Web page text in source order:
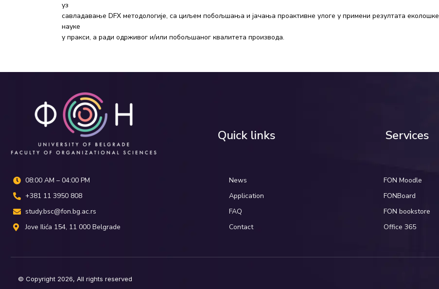
уз
савладавање DFX методологије, са циљем побољшања и јачања проактивне улоге у примени резултата еколошке
науке
у пракси, а ради одрживог и/или побољшаног квалитета производа.
08:00 AM – 04:00 PM
+381 11 3950 808
study.bsc@fon.bg.ac.rs
Јove Ilića 154, 11 000 Belgrade
Quick links
News
Application
FAQ
Contact
Services
FON Moodle
FONBoard
FON bookstore
Office 365
© Copyright 2026, All rights reserved